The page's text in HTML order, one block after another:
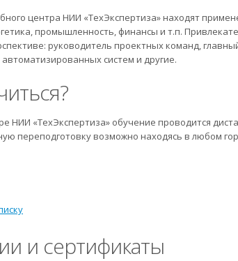
центра НИИ «ТехЭкспертиза» находят
промышленность, финансы и т.п.
руководитель проектных команд,
систем и другие.
НИИ «ТехЭкспертиза» обучение проводится
переподготовку возможно находясь в любом
и сертификаты